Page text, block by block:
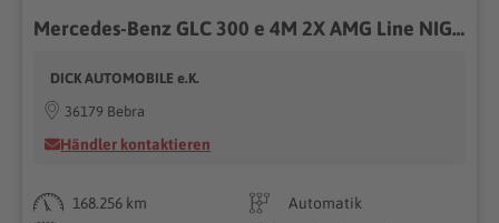
Mercedes-Benz GLC 300 e 4M 2X AMG Line NIGHT+STDHZ+AHK+ACC+KAM+
DICK AUTOMOBILE e.K.
36179 Bebra
Händler kontaktieren
168.256 km
Automatik